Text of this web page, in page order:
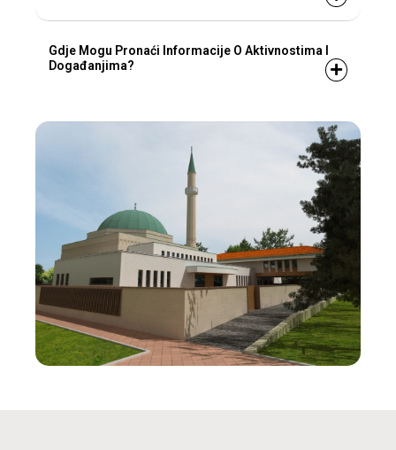
Gdje Mogu Pronaći Informacije O Aktivnostima I
Događanjima?